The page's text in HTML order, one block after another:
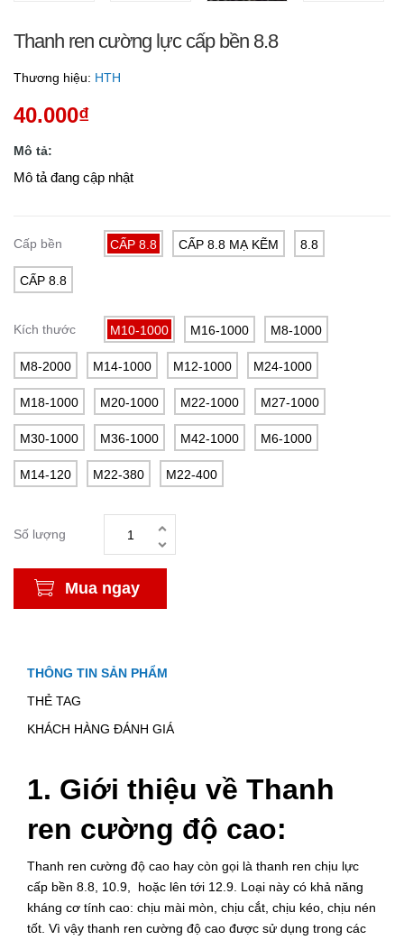
Thanh ren cường lực cấp bền 8.8
Thương hiệu: HTH
40.000₫
Mô tả:
Mô tả đang cập nhật
Cấp bền CẤP 8.8 CẤP 8.8 MẠ KẼM 8.8
CẤP 8.8
Kích thước M10-1000 M16-1000 M8-1000
M8-2000 M14-1000 M12-1000 M24-1000
M18-1000 M20-1000 M22-1000 M27-1000
M30-1000 M36-1000 M42-1000 M6-1000
M14-120 M22-380 M22-400
Số lượng
Mua ngay
THÔNG TIN SẢN PHẨM
THẺ TAG
KHÁCH HÀNG ĐÁNH GIÁ
1. Giới thiệu về Thanh
ren cường độ cao:
Thanh ren cường độ cao hay còn gọi là thanh ren chịu lực
cấp bền 8.8, 10.9, hoặc lên tới 12.9. Loại này có khả năng
kháng cơ tính cao: chịu mài mòn, chịu cắt, chịu kéo, chịu nén
tốt. Vì vậy thanh ren cường độ cao được sử dụng trong các